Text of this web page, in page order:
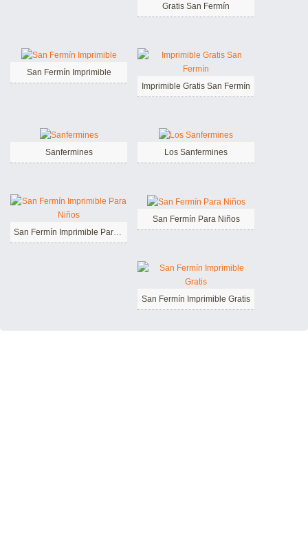
Gratis San Fermín
San Fermín Imprimible
Imprimible Gratis San Fermín
Sanfermines Los Sanfermines
San Fermín Imprimible Para Niños
San Fermín Para Niños
San Fermín Imprimible Gratis